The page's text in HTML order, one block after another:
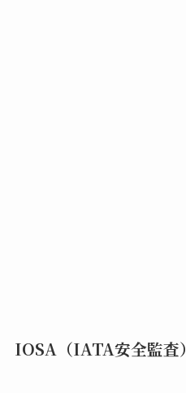
IOSA（IATA安全監査）